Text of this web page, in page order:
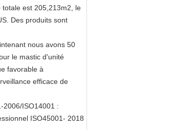
est 205,213m2, le
Des produits sont
nous avons 50
le mastic d'unité
favorable à
efficace de
2006/ISO14001 :
ISO45001- 2018